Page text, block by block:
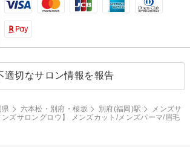
適切なサロン情報を報告
県 六本松・別府・桜坂 別府(福岡)駅
メンズサ
ズサロングロウ】 メンズカット/メンズパーマ/眉毛